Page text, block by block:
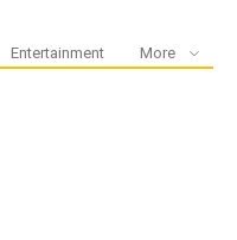
Entertainment More